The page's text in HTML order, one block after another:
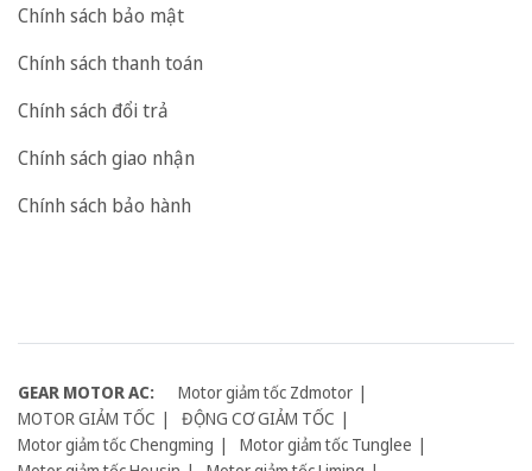
Chính sách bảo mật
Chính sách thanh toán
Chính sách đổi trả
Chính sách giao nhận
Chính sách bảo hành
GEAR MOTOR AC:
Motor giảm tốc Zdmotor
MOTOR GIẢM TỐC
ĐỘNG CƠ GIẢM TỐC
Motor giảm tốc Chengming
Motor giảm tốc Tunglee